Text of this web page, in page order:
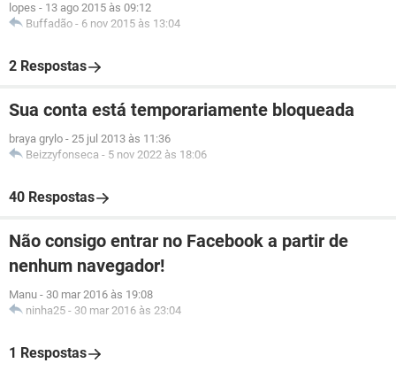
lopes - 13 ago 2015 às 09:12
Buffadão - 6 nov 2015 às 13:04
2 Respostas
Sua conta está temporariamente bloqueada
braya grylo - 25 jul 2013 às 11:36
Beizzyfonseca - 5 nov 2022 às 18:06
40 Respostas
Não consigo entrar no Facebook a partir de
nenhum navegador!
Manu - 30 mar 2016 às 19:08
ninha25 - 30 mar 2016 às 23:04
1 Respostas